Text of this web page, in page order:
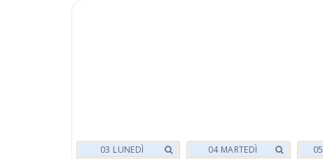
03 LUNEDÌ 04 MARTEDÌ 05